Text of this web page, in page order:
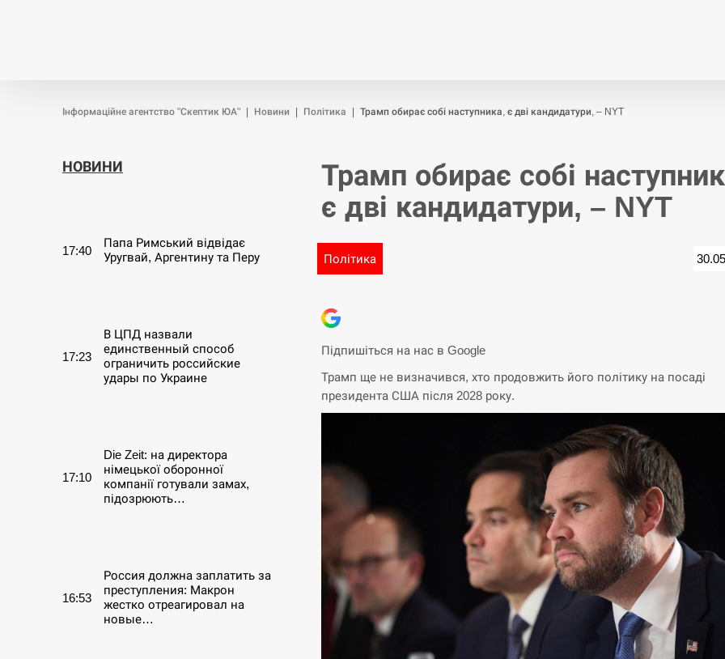
Інформаційне агентство "Скептик ЮА" Новини Політика Трамп обирає собі наступника, є дві кандидатури, – NYT
НОВИНИ
17:40
Папа Римський відвідає
Уругвай, Аргентину та Перу
17:23
В ЦПД назвали
единственный способ
ограничить российские
удары по Украине
17:10
Die Zeit: на директора
німецької оборонної
компанії готували замах,
підозрюють…
16:53
Россия должна заплатить за
преступления: Макрон
жестко отреагировал на
новые…
Трамп обирає собі
є дві кандидатури, – NYT
Політика
Підпишіться на нас в Google
Трамп ще не визначився, хто продовжить його політику на посаді
президента США після 2028 року.